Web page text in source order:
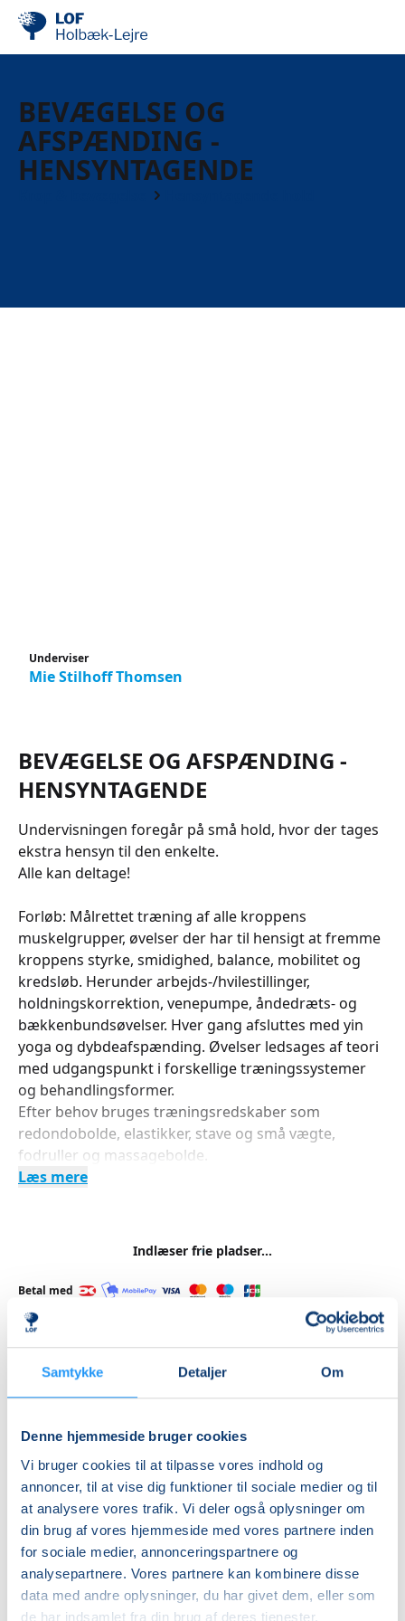
Samtykke Detaljer Om
Denne hjemmeside bruger cookies
Vi bruger cookies til at tilpasse vores indhold og
annoncer, til at vise dig funktioner til sociale medier og til
at analysere vores trafik. Vi deler også oplysninger om
din brug af vores hjemmeside med vores partnere inden
for sociale medier, annonceringspartnere og
analysepartnere. Vores partnere kan kombinere disse
data med andre oplysninger, du har givet dem, eller som
de har indsamlet fra din brug af deres tjenester.
BEVÆGELSE OG
AFSPÆNDING -
HENSYNTAGENDE
Underviser
Mie Stilhoff Thomsen
BEVÆGELSE OG AFSPÆNDING -
HENSYNTAGENDE
Undervisningen foregår på små hold, hvor der tages
ekstra hensyn til den enkelte.
Alle kan deltage!
Forløb: Målrettet træning af alle kroppens
muskelgrupper, øvelser der har til hensigt at fremme
kroppens styrke, smidighed, balance, mobilitet og
kredsløb. Herunder arbejds-/hvilestillinger,
holdningskorrektion, venepumpe, åndedræts- og
bækkenbundsøvelser. Hver gang afsluttes med yin
yoga og dybdeafspænding. Øvelser ledsages af teori
med udgangspunkt i forskellige træningssystemer
og behandlingsformer.
Efter behov bruges træningsredskaber som
redondobolde, elastikker, stave og små vægte,
fodruller og massagebolde.
Læs mere
Indlæser frie pladser...
Betal med
Priser
undervisning
DKK 1.240,00
Info
Nummer
462252
Første mødegang